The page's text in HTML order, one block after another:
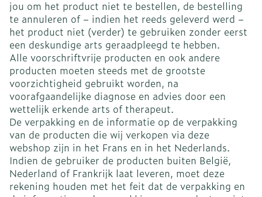
jou om het product niet te bestellen, de bestelling
te annuleren of – indien het reeds geleverd werd –
het product niet (verder) te gebruiken zonder eerst
een deskundige arts geraadpleegd te hebben.
Alle voorschriftvrije producten en ook andere
producten moeten steeds met de grootste
voorzichtigheid gebruikt worden, na
voorafgaandelijke diagnose en advies door een
wettelijk erkende arts of therapeut.
De verpakking en de informatie op de verpakking
van de producten die wij verkopen via deze
webshop zijn in het Frans en in het Nederlands.
Indien de gebruiker de producten buiten België,
Nederland of Frankrijk laat leveren, moet deze
rekening houden met het feit dat de verpakking en